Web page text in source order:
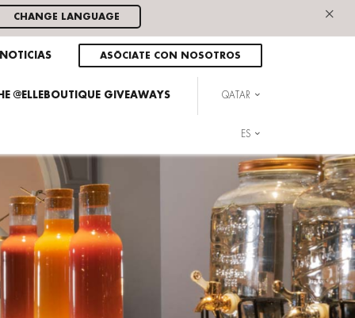
CHANGE LANGUAGE ×
NOTICIAS ASÓCIATE CON NOSOTROS
@ELLEBOUTIQUE GIVEAWAYS QATAR
ES